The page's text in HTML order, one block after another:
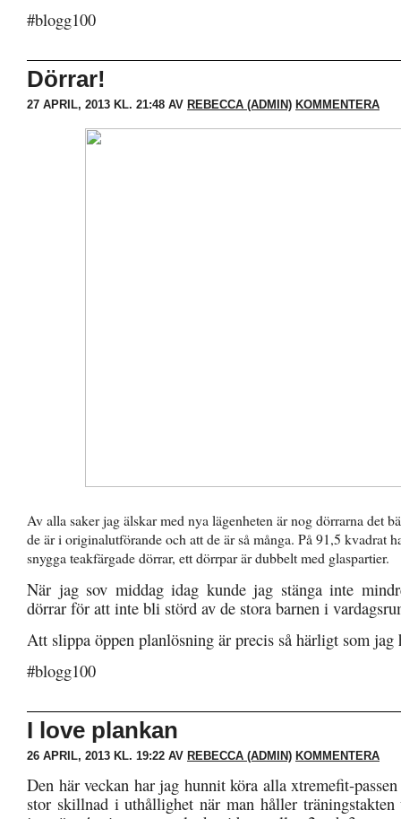
#blogg100
Dörrar!
27 APRIL, 2013 KL. 21:48 AV REBECCA (ADMIN) KOMMENTERA
Av alla saker jag älskar med nya lägenheten är nog dörrarna det
de är i originalutförande och att de är så många. På 91,5 kvadrat
snygga teakfärgade dörrar, ett dörrpar är dubbelt med glaspartier.
När jag sov middag idag kunde jag stänga inte
dörrar för att inte bli störd av de stora barnen i
Att slippa öppen planlösning är precis så härligt som jag
#blogg100
I love plankan
26 APRIL, 2013 KL. 19:22 AV REBECCA (ADMIN) KOMMENTERA
Den här veckan har jag hunnit köra alla xtremefit-
stor skillnad i uthållighet när man håller träningstakten